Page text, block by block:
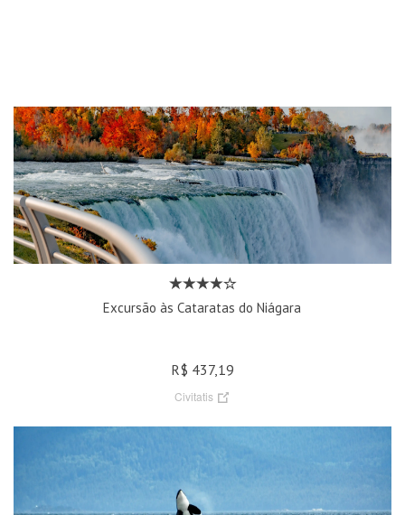
Excursão às Cataratas do Niágara
R$ 437,19
Civitatis